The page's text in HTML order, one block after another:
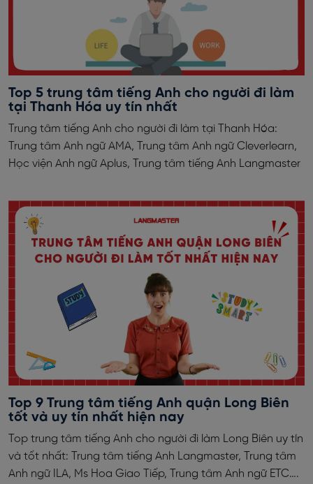
Top 5 trung tâm tiếng Anh cho người đi làm
tại Thanh Hóa uy tín nhất
Trung tâm tiếng Anh cho người đi làm tại Thanh Hóa:
Trung tâm Anh ngữ AMA, Trung tâm Anh ngữ Cleverlearn,
Học viện Anh ngữ Aplus, Trung tâm tiếng Anh Langmaster
Top 9 Trung tâm tiếng Anh quận Long Biên
tốt và uy tín nhất hiện nay
Top trung tâm tiếng Anh cho người đi làm Long Biên uy tín
và tốt nhất: Trung tâm tiếng Anh Langmaster, Trung tâm
Anh ngữ ILA, Ms Hoa Giao Tiếp, Trung tâm Anh ngữ ETC….